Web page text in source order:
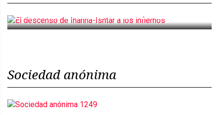
El descenso de Inanna-Ishtar a los infiernos
Sociedad anónima